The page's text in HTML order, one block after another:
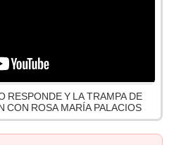
RESPONDE Y LA TRAMPA DE
CON ROSA MARÍA PALACIOS